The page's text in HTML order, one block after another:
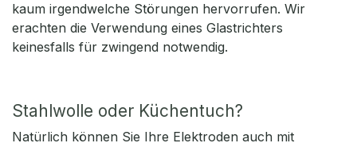
kaum irgendwelche Störungen hervorrufen. Wir
erachten die Verwendung eines Glastrichters
keinesfalls für zwingend notwendig.
Stahlwolle oder Küchentuch?
Natürlich können Sie Ihre Elektroden auch mit